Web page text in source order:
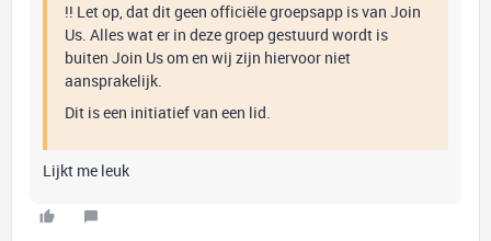
!! Let op, dat dit geen officiële groepsapp is van Join
Us. Alles wat er in deze groep gestuurd wordt is
buiten Join Us om en wij zijn hiervoor niet
aansprakelijk.
Dit is een initiatief van een lid.
Lijkt me leuk